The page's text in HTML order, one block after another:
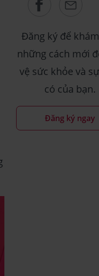
Đăng ký để
những cách mới
vệ sức khỏe và
có của bạn.
Đăng ký ngay